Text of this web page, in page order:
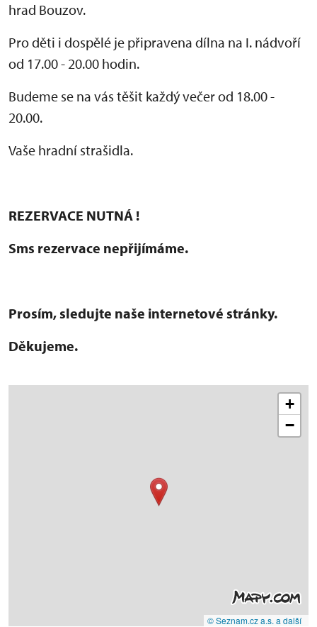
hrad Bouzov.
Pro děti i dospělé je připravena dílna na I. nádvoří
od 17.00 - 20.00 hodin.
Budeme se na vás těšit každý večer od 18.00 -
20.00.
Vaše hradní strašidla.
REZERVACE NUTNÁ !
Sms rezervace nepřijímáme.
Prosím, sledujte naše internetové stránky.
Děkujeme.
+
−
© Seznam.cz a.s. a další